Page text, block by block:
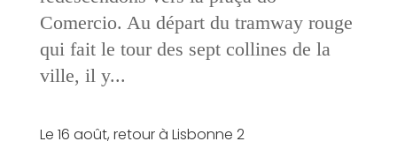
Comercio. Au départ du tramway rouge
qui fait le tour des sept collines de la
ville, il y...
Le 16 août, retour à Lisbonne 2